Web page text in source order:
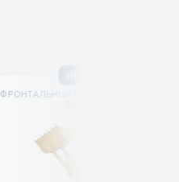
ФРОНТАЛЬНЫЙ ПОГРУЗЧИК LONKING